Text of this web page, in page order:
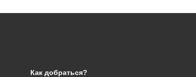
Как добраться?